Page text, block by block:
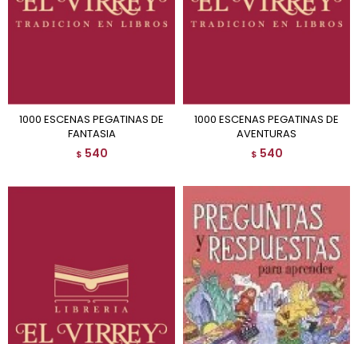
1000 ESCENAS PEGATINAS DE
FANTASIA
$ 540
1000 ESCENAS PEGATINAS DE
AVENTURAS
$ 540